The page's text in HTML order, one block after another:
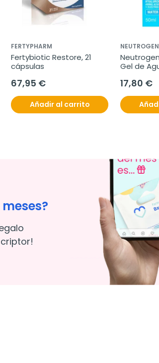
FERTYPHARM
Fertybiotic Restore, 21
cápsulas
67,95 €
Añadir al carrito
Gel de
17,80 €